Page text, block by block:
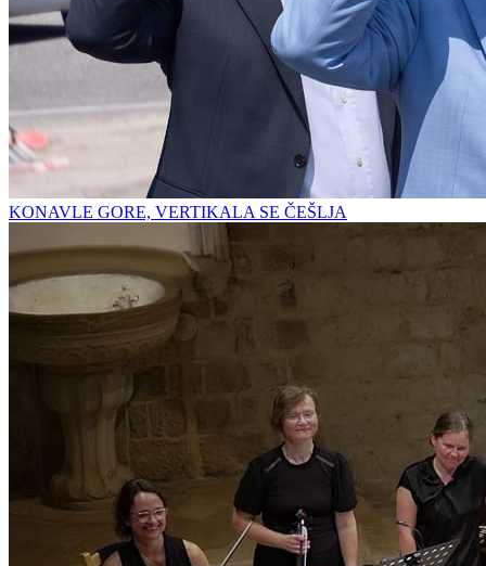
KONAVLE GORE, VERTIKALA SE ČEŠLJA